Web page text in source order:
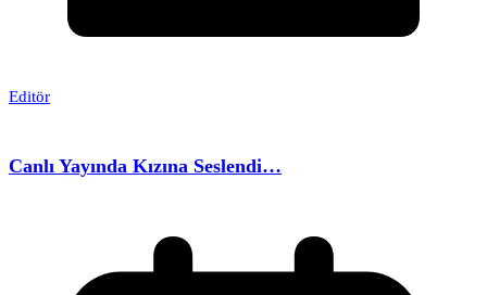
Editör
Canlı Yayında Kızına Seslendi…